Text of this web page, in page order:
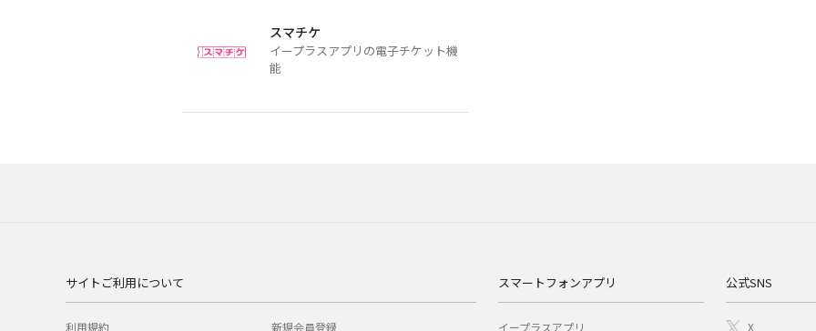
スマチケ
イープラスアプリの電子チケット機
能
サイトご利用について
利用規約 新規会員登録
スマートフォンアプリ
イープラスアプリ
公式SNS
X